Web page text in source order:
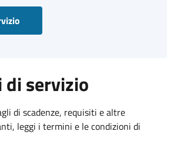
di servizio
di scadenze, requisiti e altre
leggi i termini e le condizioni di